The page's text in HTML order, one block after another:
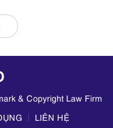
& Copyright Law Firm
LIÊN HỆ